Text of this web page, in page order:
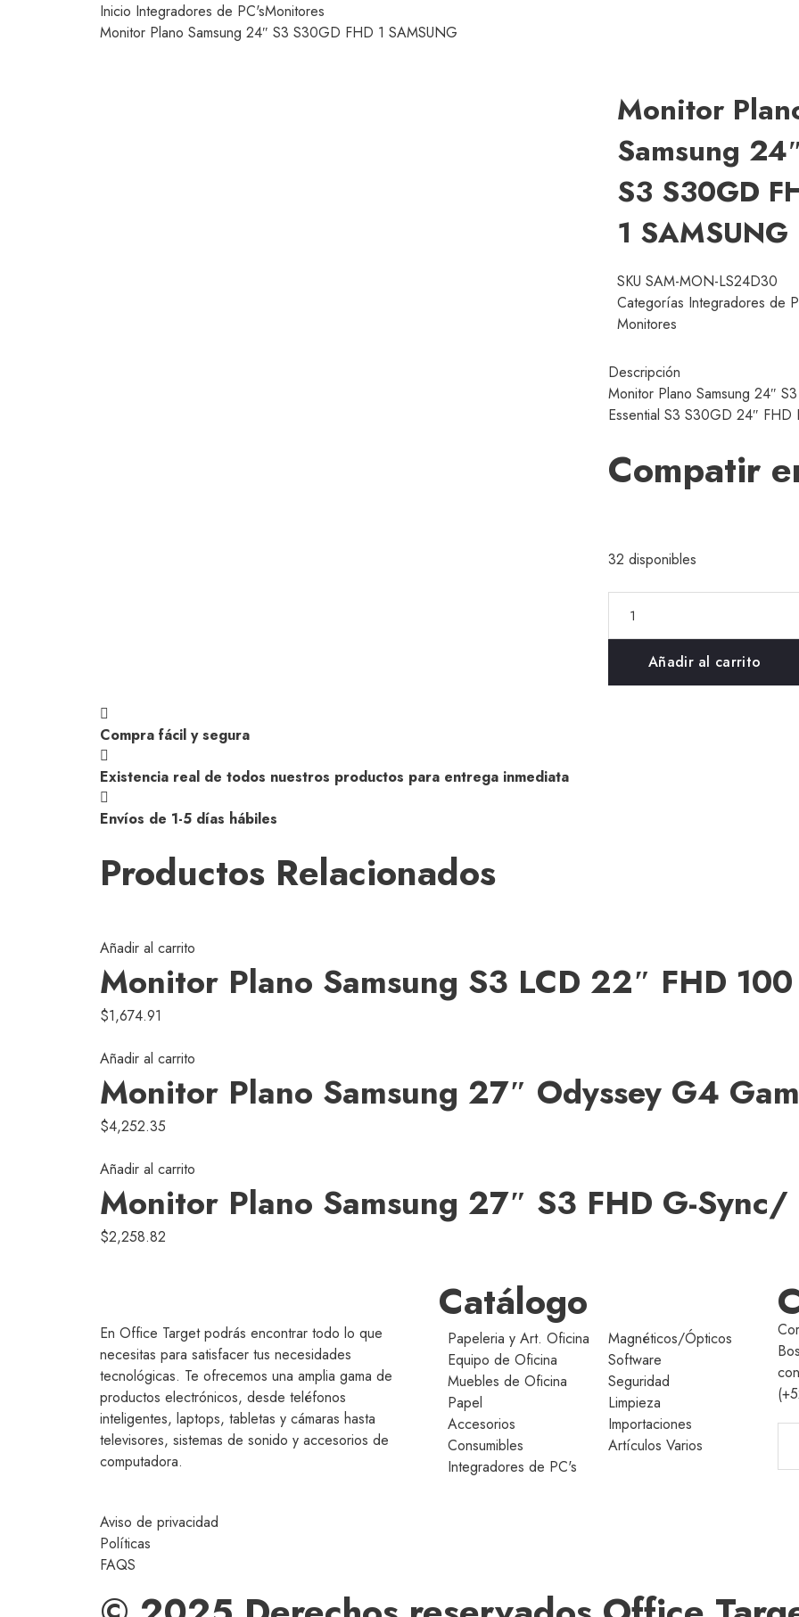
Inicio Integradores de PC'sMonitores
Monitor Plano Samsung 24″ S3 S30GD FHD 1 SAMSUNG
Monitor
Samsung
S3 S30GD
1 SAMSUNG
SKU SAM-MON-LS24D30
Categorías Integradores de
Monitores
Descripción
Monitor Plano Samsung 24″
Essential S3 S30GD 24″
Compatir
32 disponibles
Añadir al carrito
Compra fácil y segura
Existencia real de todos nuestros productos para entrega inmediata
Envíos de 1-5 días hábiles
Productos Relacionados
Añadir al carrito
Monitor Plano Samsung S3 LCD 22″ FHD
$1,674.91
Añadir al carrito
Monitor Plano Samsung 27″ Odyssey G4
$4,252.35
Añadir al carrito
Monitor Plano Samsung 27″ S3 FHD G-Sync/
$2,258.82
En Office Target podrás encontrar todo lo que
necesitas para satisfacer tus necesidades
tecnológicas. Te ofrecemos una amplia gama de
productos electrónicos, desde teléfonos
inteligentes, laptops, tabletas y cámaras hasta
televisores, sistemas de sonido y accesorios de
computadora.
Aviso de privacidad
Políticas
FAQS
Catálogo
Papeleria y Art. Oficina
Equipo de Oficina
Muebles de Oficina
Papel
Accesorios
Consumibles
Integradores de PC's
Magnéticos/Ópticos
Software
Seguridad
Limpieza
Importaciones
Artículos Varios